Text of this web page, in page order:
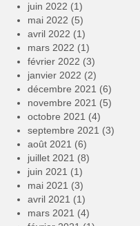
juin 2022 (1)
mai 2022 (5)
avril 2022 (1)
mars 2022 (1)
février 2022 (3)
janvier 2022 (2)
décembre 2021 (6)
novembre 2021 (5)
octobre 2021 (4)
septembre 2021 (3)
août 2021 (6)
juillet 2021 (8)
juin 2021 (1)
mai 2021 (3)
avril 2021 (1)
mars 2021 (4)